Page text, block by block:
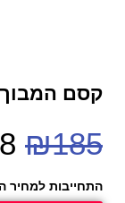
קסם המבוך The Magic Labyrinth
₪185
התחייבות למחיר